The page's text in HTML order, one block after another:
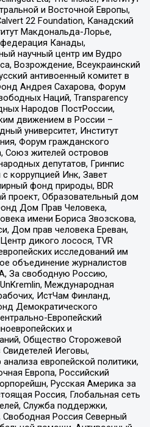
и Восточной Европы,
22 Foundation, Канадский
Макдональда-Лорье,
Канады,
научный центр им Вудро
Возрождение, Всеукраинский
антивоенный комитет в
Андрея Сахарова, Форум
Наций, Transparеncy
Народов ПостРоссии,
движением в России –
университет, Институт
Форум гражданского
Союз жителей островов
депутатов, Гринпис
коррупцией Инк, Завет
фонд природы, BDR
проект, Образовательный дом
Дом Прав Человека,
имени Бориса Звозскова,
Дом прав человека Ереван,
дикого лосося, TVR
исследований им
объединение журналистов
За свободную Россию,
Международная
ИстЧам Финланд,
Демократического
Европейский
и
Общество Сторожевой
Иеговы,
европейской политики,
Европа, Российский
Русская Америка за
Россия, Глобальная сеть
Служба поддержки,
Россия Северный